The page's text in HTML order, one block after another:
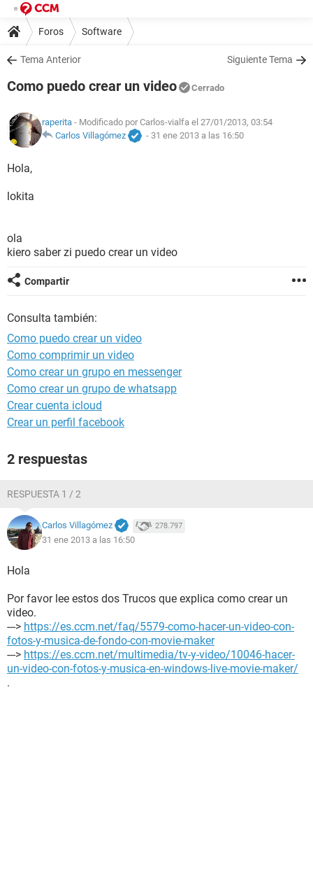
Foros Software
Tema Anterior Siguiente Tema
Como puedo crear un video Cerrado
raperita - Modificado por Carlos-vialfa el 27/01/2013, 03:54
Carlos Villagómez
- 31 ene 2013 a las 16:50
Hola,
lokita
ola
kiero saber zi puedo crear un video
Compartir
Consulta también:
Como puedo crear un video
Como comprimir un video
Como crear un grupo en messenger
Como crear un grupo de whatsapp
Crear cuenta icloud
Crear un perfil facebook
2 respuestas
RESPUESTA 1 / 2
Carlos Villagómez 278.797
31 ene 2013 a las 16:50
Hola
Por favor lee estos dos Trucos que explica como crear un
video.
---> https://es.ccm.net/faq/5579-como-hacer-un-video-con-
fotos-y-musica-de-fondo-con-movie-maker
---> https://es.ccm.net/multimedia/tv-y-video/10046-hacer-
un-video-con-fotos-y-musica-en-windows-live-movie-maker/
.